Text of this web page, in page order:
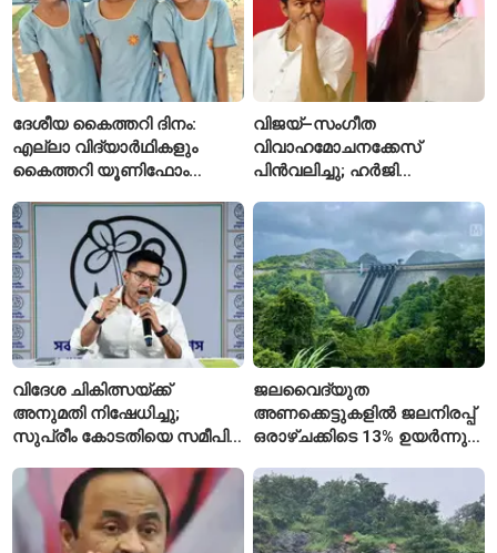
ദേശീയ കൈത്തറി ദിനം:
എല്ലാ വിദ്യാർഥികളും
കൈത്തറി യൂണിഫോം
സ്കൂൾ വേറിട്ട മാതൃക
വിജയ്–സംഗീത
വിവാഹമോചനക്കേസ്
പിൻവലിച്ചു; ഹർജി
അവസാനിപ്പിച്ച് കോടതി
വിദേശ ചികിത്സയ്ക്ക്
അനുമതി നിഷേധിച്ചു;
സുപ്രീം കോടതിയെ സമീപിച്ച്
ജലവൈദ്യുത
അണക്കെട്ടുകളിൽ ജലനിരപ്പ്
ഒരാഴ്ചക്കിടെ 13% ഉയർന്നു;
ഇപ്പോഴും കുറവ്